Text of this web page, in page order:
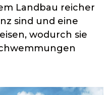
Landbau reicher
sind und eine
wodurch sie